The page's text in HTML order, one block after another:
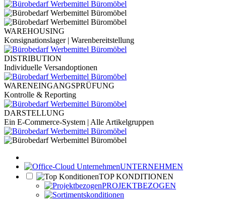
WAREHOUSING
Konsignationslager | Warenbereitstellung
DISTRIBUTION
Individuelle Versandoptionen
WARENEINGANGSPRÜFUNG
Kontrolle & Reporting
DARSTELLUNG
Ein E-Commerce-System | Alle Artikelgruppen
UNTERNEHMEN
TOP KONDITIONEN
PROJEKTBEZOGEN